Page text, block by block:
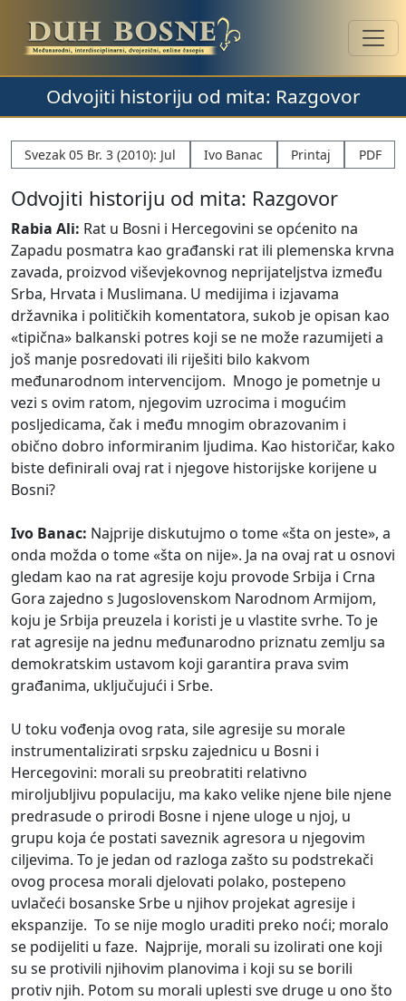
Odvojiti historiju od mita: Razgovor
Svezak 05 Br. 3 (2010): Jul Ivo Banac Printaj PDF
Odvojiti historiju od mita: Razgovor
Rabia Ali: Rat u Bosni i Hercegovini se općenito na
Zapadu posmatra kao građanski rat ili plemenska krvna
zavada, proizvod viševjekovnog neprijateljstva između
Srba, Hrvata i Muslimana. U medijima i izjavama
državnika i političkih komentatora, sukob je opisan kao
«tipična» balkanski potres koji se ne može razumijeti a
još manje posredovati ili riješiti bilo kakvom
međunarodnom intervencijom. Mnogo je pometnje u
vezi s ovim ratom, njegovim uzrocima i mogućim
posljedicama, čak i među mnogim obrazovanim i
obično dobro informiranim ljudima. Kao historičar, kako
biste definirali ovaj rat i njegove historijske korijene u
Bosni?
Ivo Banac: Najprije diskutujmo o tome «šta on jeste», a
onda možda o tome «šta on nije». Ja na ovaj rat u osnovi
gledam kao na rat agresije koju provode Srbija i Crna
Gora zajedno s Jugoslovenskom Narodnom Armijom,
koju je Srbija preuzela i koristi je u vlastite svrhe. To je
rat agresije na jednu međunarodno priznatu zemlju sa
demokratskim ustavom koji garantira prava svim
građanima, uključujući i Srbe.
U toku vođenja ovog rata, sile agresije su morale
instrumentalizirati srpsku zajednicu u Bosni i
Hercegovini: morali su preobratiti relativno
miroljubljivu populaciju, ma kako velike njene bile njene
predrasude o prirodi Bosne i njene uloge u njoj, u
grupu koja će postati saveznik agresora u njegovim
ciljevima. To je jedan od razloga zašto su podstrekači
ovog procesa morali djelovati polako, postepeno
uvlačeći bosanske Srbe u njihov projekat agresije i
ekspanzije. To se nije moglo uraditi preko noći; moralo
se podijeliti u faze. Najprije, morali su izolirati one koji
su se protivili njihovim planovima i koji su se borili
protiv njih. Potom su morali uplesti sve druge u ono što